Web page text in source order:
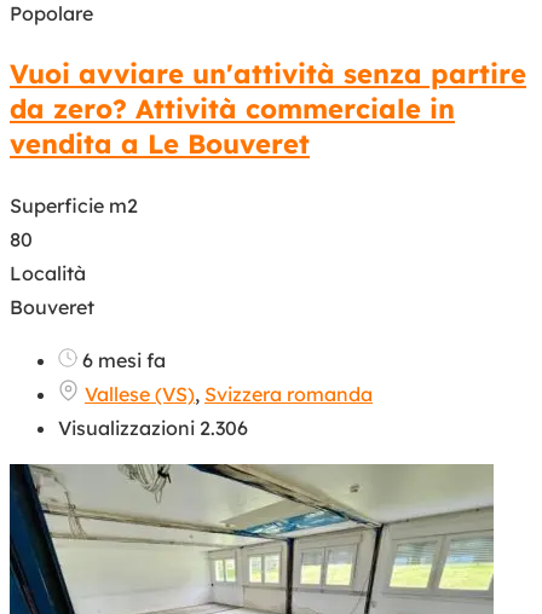
Popolare
Vuoi avviare un'attività senza partire
da zero? Attività commerciale in
vendita a Le Bouveret
Superficie m2
80
Località
Bouveret
6 mesi fa
Vallese (VS), Svizzera romanda
Visualizzazioni 2.306